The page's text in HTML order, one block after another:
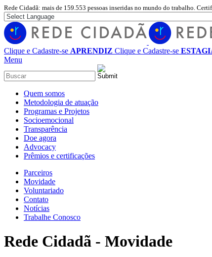
Rede Cidadã: mais de 159.553 pessoas inseridas no mundo do trabalho.
Clique e Cadastre-se APRENDIZ Clique e Cadastre-se
Menu
Quem somos
Metodologia de atuação
Programas e Projetos
Socioemocional
Transparência
Doe agora
Advocacy
Prêmios e certificações
Parceiros
Movidade
Voluntariado
Contato
Notícias
Trabalhe Conosco
Rede Cidadã - Movidade